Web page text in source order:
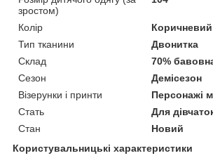
зростом)
Колір
Коричневий
Тип тканини
Двонитка
Склад
70%
Сезон
Демісезон
Візерунки і принти
Персонажі
Стать
Для
Стан
Новий
Користувальницькі характеристики